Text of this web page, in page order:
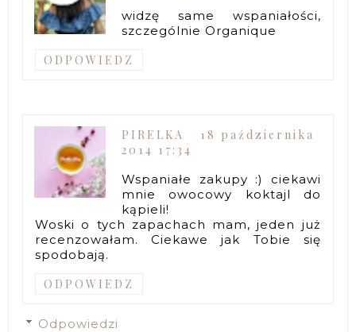
widzę same wspaniałości,
szczególnie Organique
ODPOWIEDZ
PIRELKA
18 października
2014 17:34
Wspaniałe zakupy :) ciekawi
mnie owocowy koktajl do
kąpieli!
Woski o tych zapachach mam, jeden już
recenzowałam. Ciekawe jak Tobie się
spodobają.
ODPOWIEDZ
Odpowiedzi